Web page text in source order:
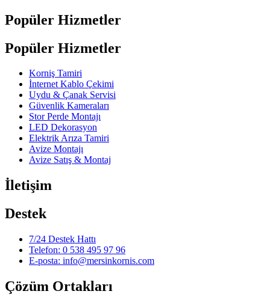
Popüler Hizmetler
Popüler Hizmetler
Korniş Tamiri
İnternet Kablo Çekimi
Uydu & Çanak Servisi
Güvenlik Kameraları
Stor Perde Montajı
LED Dekorasyon
Elektrik Arıza Tamiri
Avize Montajı
Avize Satış & Montaj
İletişim
Destek
7/24 Destek Hattı
Telefon: 0 538 495 97 96
E-posta: info@mersinkornis.com
Çözüm Ortakları